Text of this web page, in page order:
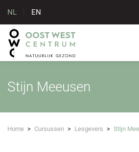
NL EN
Stijn Meeusen
Home > Cursussen > Lesgevers > Stijn